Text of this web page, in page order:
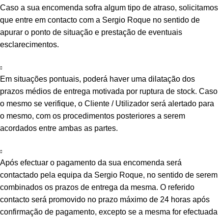
Caso a sua encomenda sofra algum tipo de atraso, solicitamos
que entre em contacto com a Sergio Roque no sentido de
apurar o ponto de situação e prestação de eventuais
esclarecimentos.
Em situações pontuais, poderá haver uma dilatação dos
prazos médios de entrega motivada por ruptura de stock. Caso
o mesmo se verifique, o Cliente / Utilizador será alertado para
o mesmo, com os procedimentos posteriores a serem
acordados entre ambas as partes.
Após efectuar o pagamento da sua encomenda será
contactado pela equipa da Sergio Roque, no sentido de serem
combinados os prazos de entrega da mesma. O referido
contacto será promovido no prazo máximo de 24 horas após
confirmação de pagamento, excepto se a mesma for efectuada